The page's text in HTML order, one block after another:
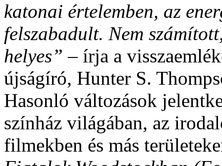
katonai értelemben, az
felszabadult. Nem
helyes” – írja a
újságíró, Hunter S.
Hasonló változások
színház világában, az
filmekben és más